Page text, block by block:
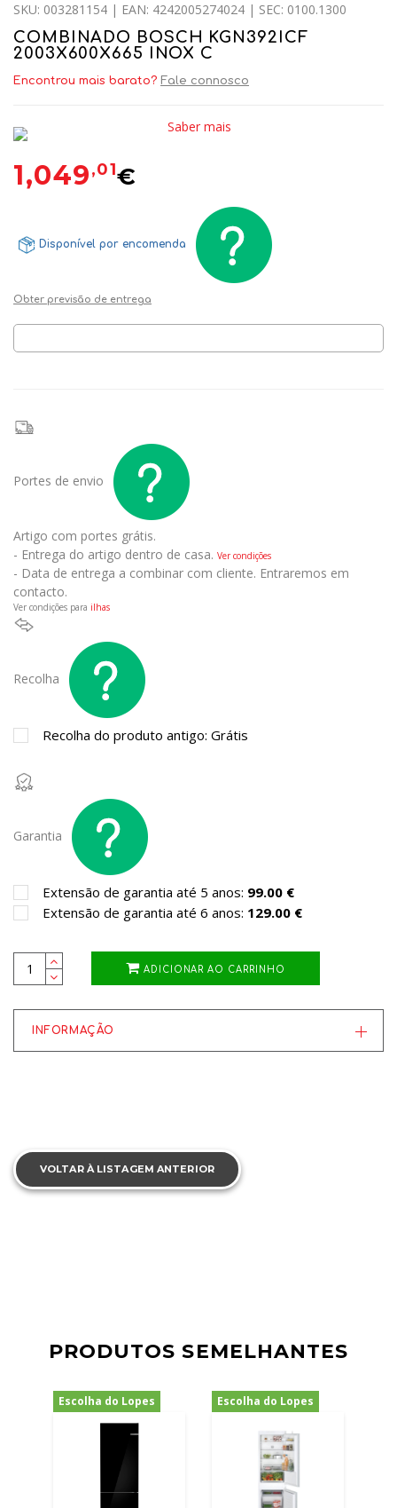
SKU: 003281154 | EAN: 4242005274024 | SEC: 0100.1300
COMBINADO BOSCH KGN392ICF
2003X600X665 INOX C
Encontrou mais barato? Fale connosco
Saber mais
1,049,01€
Disponível por encomenda
Obter previsão de entrega
Portes de envio
Artigo com portes grátis.
- Entrega do artigo dentro de casa. Ver condições
- Data de entrega a combinar com cliente. Entraremos em
contacto.
Ver condições para ilhas
Recolha
Recolha do produto antigo: Grátis
Garantia
Extensão de garantia até 5 anos: 99.00 €
Extensão de garantia até 6 anos: 129.00 €
ADICIONAR AO CARRINHO
INFORMAÇÃO
VOLTAR À LISTAGEM ANTERIOR
PRODUTOS SEMELHANTES
Escolha do Lopes
-21%
Escolha do Lopes
-19%